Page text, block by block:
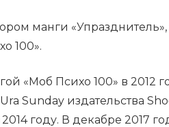
манги
100».
«Моб Психо 100» в 2012
Sunday издательства
году. В декабре 2017